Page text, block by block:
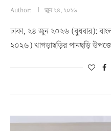
Author: জুন ২৪, ২০২৬
ঢাকা, ২৪ জুন ২০২৬ (বুধবার):
২০২৬) খাগড়াছড়ির পানছড়ি